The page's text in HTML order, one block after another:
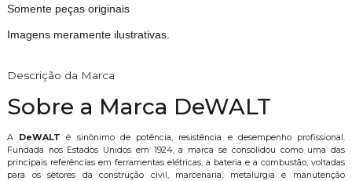
Somente peças originais
Imagens meramente ilustrativas.
Descrição da Marca
Sobre a Marca DeWALT
A DeWALT é sinônimo de potência, resistência e desempenho profissional.
Fundada nos Estados Unidos em 1924, a marca se consolidou como uma das
principais referências em ferramentas elétricas, a bateria e a combustão, voltadas
para os setores da construção civil, marcenaria, metalurgia e manutenção